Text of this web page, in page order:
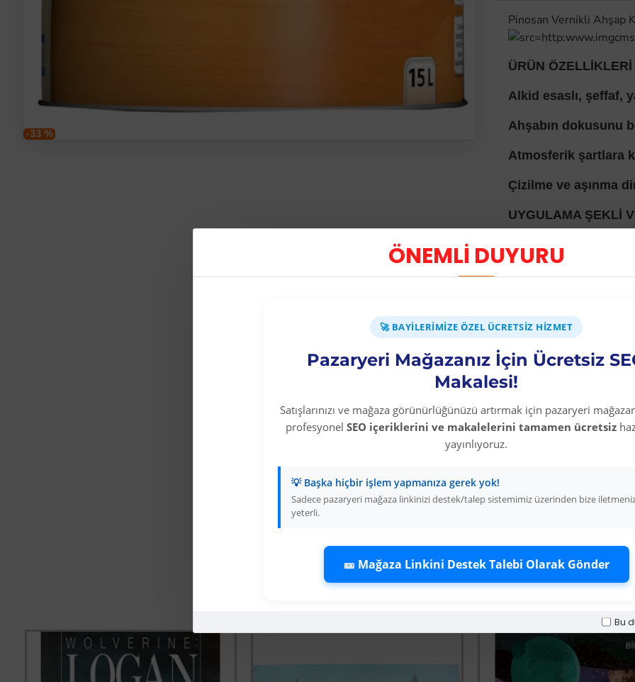
ÖNEMLİ DUYURU
🚀 BAYILERIMIZE ÖZEL ÜCRETSIZ HIZMET
Pazaryeri Mağazanız İçin Ücretsiz
Makalesi!
Satışlarınızı ve mağaza görünürlüğünüzü artırmak için pazaryeri
profesyonel SEO içeriklerini ve makalelerini tamamen ücretsiz
yayınlıyoruz.
💡 Başka hiçbir işlem yapmanıza gerek yok!
Sadece pazaryeri mağaza linkinizi destek/talep sistemimiz üzerinden bize
yeterli.
🎫 Mağaza Linkini Destek Talebi Olarak Gönder
Bu
-33 %
Pinosan Vernikli Ahşap
ÜRÜN ÖZELLİKLERİ
Alkid esaslı, şeffaf,
Ahşabın dokusunu
Atmosferik şartlara
Çizilme ve aşınma
UYGULAMA ŞEKLİ
Her türlü ahşap
boyanmasında
Uygulamadan önce
Uygulamaya hazır
Fırça, rulo veya
kullanılarak yüzeye
İki katta yüzeye
* 0,75 L ile 4,5-9 m²